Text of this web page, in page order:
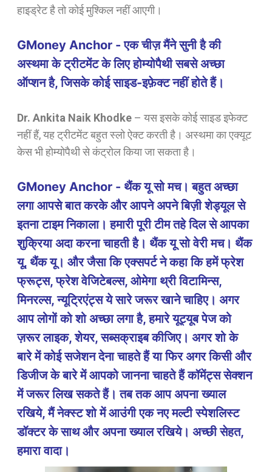
हाइड्रेट है तो कोई मुश्किल नहीं आएगी।
GMoney Anchor - एक चीज़ मैंने सुनी है की
अस्थमा के ट्रीटमेंट के लिए होम्योपैथी सबसे अच्छा
ऑप्शन है, जिसके कोई साइड-इफ़ेक्ट नहीं होते हैं।
Dr. Ankita Naik Khodke –यस इसके कोई साइड इफेक्ट
नहीं हैं, यह ट्रीटमेंट बहुत स्लो ऐक्ट करती है। अस्थमा का एक्यूट
केस भी होम्योपैथी से कंट्रोल किया जा सकता है।
GMoney Anchor - थैंक यू सो मच। बहुत अच्छा
लगा आपसे बात करके और आपने अपने बिज़ी शेड्यूल से
इतना टाइम निकाला। हमारी पूरी टीम तहे दिल से आपका
शुक्रिया अदा करना चाहती है। थैंक यू सो वेरी मच। थैंक
यू, थैंक यू। और जैसा कि एक्सपर्ट ने कहा कि हमें फ्रेश
फ्रूट्स, फ्रेश वेजिटेबल्स, ओमेगा थ्री विटामिन्स,
मिनरल्स, न्यूट्रिएंट्स ये सारे जरूर खाने चाहिए। अगर
आप लोगों को शो अच्छा लगा है, हमारे यूट्यूब पेज को
ज़रूर लाइक, शेयर, सब्सक्राइब कीजिए। अगर शो के
बारे में कोई सजेशन देना चाहते हैं या फिर अगर किसी और
डिजीज के बारे में आपको जानना चाहते हैं कॉमेंट्स सेक्शन
में जरूर लिख सकते हैं। तब तक आप अपना ख्याल
रखिये, मैं नेक्स्ट शो में आउंगी एक नए मल्टी स्पेशलिस्ट
डॉक्टर के साथ और अपना ख्याल रखिये। अच्छी सेहत,
हमारा वादा।